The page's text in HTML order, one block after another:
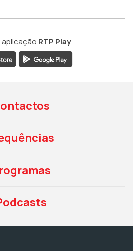
aplicação RTP Play